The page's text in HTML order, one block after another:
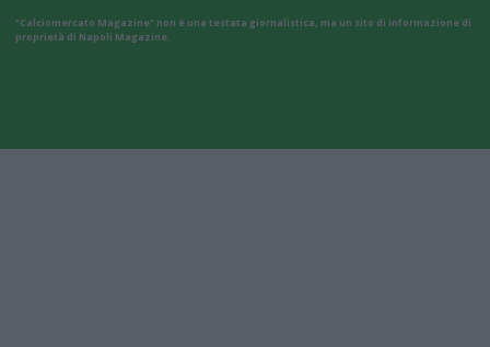
"Calciomercato Magazine" non è una testata giornalistica, ma un sito di informazione di
proprietà di Napoli Magazine.